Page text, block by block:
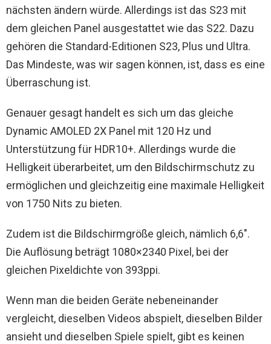
nächsten ändern würde. Allerdings ist das S23 mit
dem gleichen Panel ausgestattet wie das S22. Dazu
gehören die Standard-Editionen S23, Plus und Ultra.
Das Mindeste, was wir sagen können, ist, dass es eine
Überraschung ist.
Genauer gesagt handelt es sich um das gleiche
Dynamic AMOLED 2X Panel mit 120 Hz und
Unterstützung für HDR10+. Allerdings wurde die
Helligkeit überarbeitet, um den Bildschirmschutz zu
ermöglichen und gleichzeitig eine maximale Helligkeit
von 1750 Nits zu bieten.
Zudem ist die Bildschirmgröße gleich, nämlich 6,6″.
Die Auflösung beträgt 1080×2340 Pixel, bei der
gleichen Pixeldichte von 393ppi.
Wenn man die beiden Geräte nebeneinander
vergleicht, dieselben Videos abspielt, dieselben Bilder
ansieht und dieselben Spiele spielt, gibt es keinen